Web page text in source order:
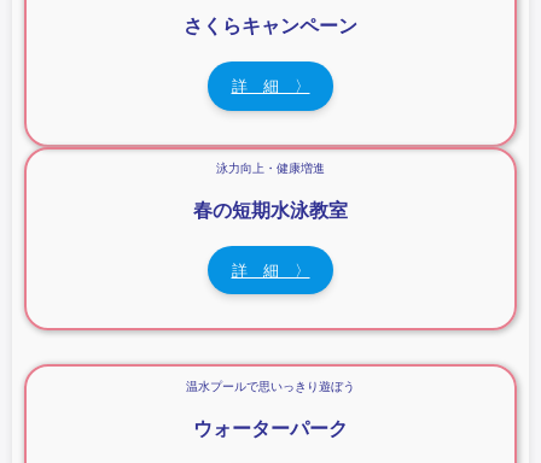
さくらキャンペーン
詳 細 〉
泳力向上・健康増進
春の短期水泳教室
詳 細 〉
温水プールで思いっきり遊ぼう
ウォーターパーク